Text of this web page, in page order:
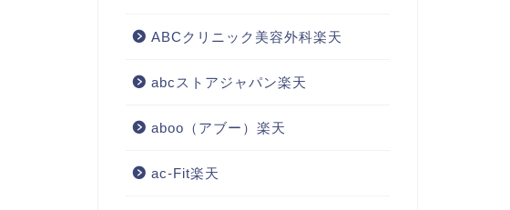
ABCクリニック美容外科楽天
abcストアジャパン楽天
aboo（アブー）楽天
ac-Fit楽天